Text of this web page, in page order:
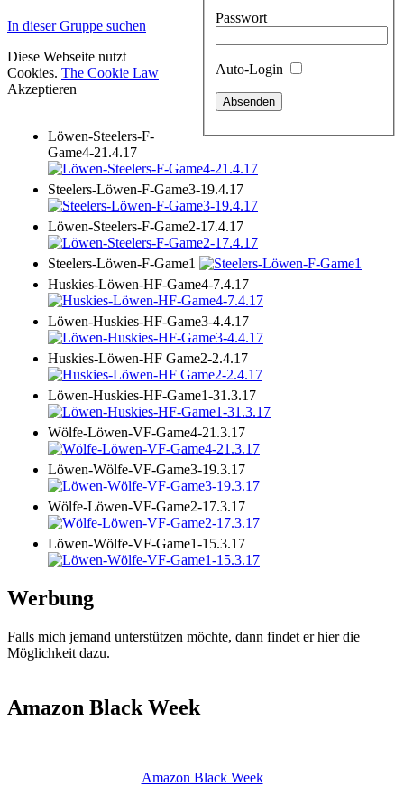
Passwort
Auto-Login
In dieser Gruppe suchen
Diese Webseite nutzt
Cookies. The Cookie Law
Akzeptieren
Löwen-Steelers-F-
Game4-21.4.17
Steelers-Löwen-F-Game3-19.4.17
Löwen-Steelers-F-Game2-17.4.17
Steelers-Löwen-F-Game1
Huskies-Löwen-HF-Game4-7.4.17
Löwen-Huskies-HF-Game3-4.4.17
Huskies-Löwen-HF Game2-2.4.17
Löwen-Huskies-HF-Game1-31.3.17
Wölfe-Löwen-VF-Game4-21.3.17
Löwen-Wölfe-VF-Game3-19.3.17
Wölfe-Löwen-VF-Game2-17.3.17
Löwen-Wölfe-VF-Game1-15.3.17
Werbung
Falls mich jemand unterstützen möchte, dann findet er hier die
Möglichkeit dazu.
Amazon Black Week
Amazon Black Week